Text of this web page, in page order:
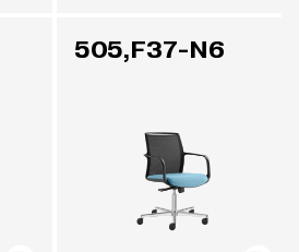
505,F37-N6